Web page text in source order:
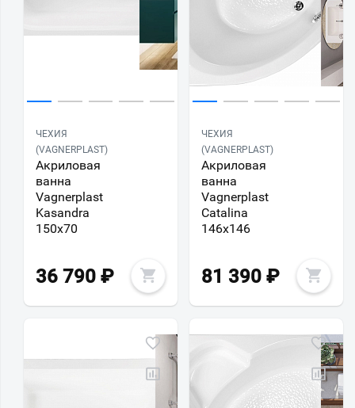
ЧЕХИЯ
(VAGNERPLAST)
Акриловая
ванна
Vagnerplast
Kasandra
150х70
36 790 ₽
ЧЕХИЯ
(VAGNERPLAST)
Акриловая
ванна
Vagnerplast
Catalina
146х146
81 390 ₽